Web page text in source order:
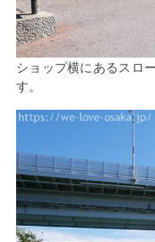
ショップ横にあるスロ
す。